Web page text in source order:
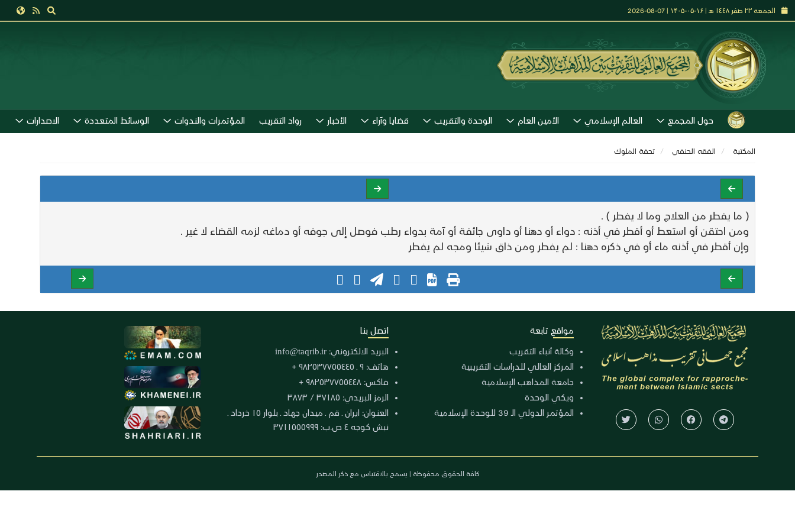
الجمعة ٢٢ صفر ١٤٤٨ هـ | ۱۶-۰۵-۱۴۰۵ | 07-08-2026
حول المجمع العالم الإسلامي الأمين العام الوحدة والتقريب قضايا وآراء الأخبار رواد التقريب المؤتمرات والندوات الوسائط المتعددة الاصدارات
المكتبة الفقه الحنفي تحفة الملوك
( ما يفطر من العلاج وما لا يفطر ) .
ومن احتقن أو استعط أو أقطر في أذنه : دواء أو دهنا أو داوى جائفة أو آمة بدواء رطب فوصل إلى جوفه أو دماغه لزمه القضاء لا غير .
وإن أقطر في أذنه ماء أو في ذكره دهنا : لم يفطر ومن ذاق شيئا ومجه لم يفطر
مواقع تابعة
وكالة أنباء التقريب
المركز العالي للدراسات التقريبية
جامعة المذاهب الإسلامية
ويكي الوحدة
المؤتمر الدولي الـ 39 للوحدة الإسلامية
اتصل بنا
البريد الالكتروني: info@taqrib.ir
هاتف: ٩ ـ ٩٨٢٥٣٧٧٥٥٤٤٥ +
فاكس: ٩٨٢٥٣٧٧٥٥٤٤٨ +
الرمز البريدي: ٣٧١٨٥ / ٣٨٧٣
العنوان: ايران ـ قم ـ ميدان جهاد ـ بلوار ١٥ خرداد ـ
نبش كوجه ٤ ص.ب: ٣٧١١٥٥٥٩٩٩
كافة الحقوق محفوظة | يسمح بالاقتباس مع ذكر المصدر